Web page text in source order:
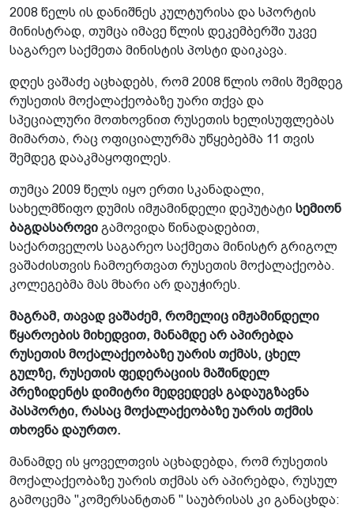
2008 წელს ის დანიშნეს კულტურისა და სპორტის
მინისტრად, თუმცა იმავე წლის დეკემბერში უკვე
საგარეო საქმეთა მინისტის პოსტი დაიკავა.
დღეს ვაშაძე აცხადებს, რომ 2008 წლის ომის შემდეგ
რუსეთის მოქალაქეობაზე უარი თქვა და
სპეციალური მოთხოვნით რუსეთის ხელისუფლებას
მიმართა, რაც ოფიციალურმა უწყებებმა 11 თვის
შემდეგ დააკმაყოფილეს.
თუმცა 2009 წელს იყო ერთი სკანადალი,
სახელმწიფო დუმის იმჟამინდელი დეპუტატი სემიონ
ბაგდასაროვი გამოვიდა წინადადებით,
საქართველოს საგარეო საქმეთა მინისტრ გრიგოლ
ვაშაძისთვის ჩამოერთვათ რუსეთის მოქალაქეობა.
კოლეგებმა მას მხარი არ დაუჭირეს.
მაგრამ, თავად ვაშაძემ, რომელიც იმჟამინდელი
წყაროების მიხედვით, მანამდე არ აპირებდა
რუსეთის მოქალაქეობაზე უარის თქმას, ცხელ
გულზე, რუსეთის ფედერაციის მაშინდელ
პრეზიდენტს დიმიტრი მედვედევს გადაუგზავნა
პასპორტი, რასაც მოქალაქეობაზე უარის თქმის
თხოვნა დაურთო.
მანამდე ის ყოველთვის აცხადებდა, რომ რუსეთის
მოქალაქეობაზე უარის თქმას არ აპირებდა, რუსულ
გამოცემა "კომერსანტთან " საუბრისას კი განაცხდა: